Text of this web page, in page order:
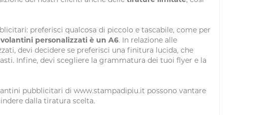
preferisci qualcosa di piccolo e tascabile, come per
personalizzati è un A6. In relazione alle
devi decidere se preferisci una finitura lucida, che
Infine, devi scegliere la grammatura dei tuoi flyer e la
pubblicitari di www.stampadipiu.it possono vantare
dalla tiratura scelta.